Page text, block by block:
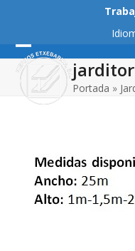
content
Open
mobile
menu
Close
mobile
menu
jarditor
Portada »